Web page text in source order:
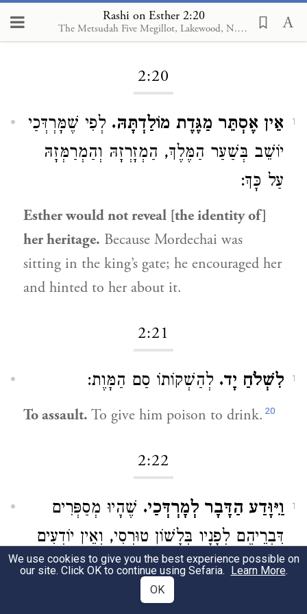
Rashi on Esther 2:20
The Metsudah Five Megillot, Lakewood, N.J., 2001
Loading...
2:20
1 אֵין אֶסְתֵּר מַגֶּדֶת מוֹלַדְתָּהּ. לְפִי שֶׁמָּרְדְּכַי
יוֹשֵׁב בְּשַׁעַר הַמֶּלֶךְ, הַמְזָרְזָהּ וְהַמְרַמְּזָהּ
עַל כָּךְ:
Esther would not reveal [the identity of]
her heritage. Because Mordechai was
sitting in the king’s gate; he encouraged her
and hinted to her about it.
2:21
1 לִשְׁלֹחַ יָד. לְהַשְׁקוֹתוֹ סַם הַמָּוֶת:
To assault. To give him poison to drink. 20
2:22
1 וַיִּוָּדַע הַדָּבָר לְמָרְדְּכַי. שֶׁהָיוּ מְסַפְּרִים
דִּבְרֵיהֶם לְפָנָיו בְּלָשׁוֹן טוּרְסִי, וְאֵין יוֹדְעִים
שֶׁהָיָה מָרְדְּכַי מַכִּיר בְּשִׁבְעִים לְשׁוֹנוֹת
שֶׁהָיָה מִיּוֹשְׁבֵי לִשְׁכַּת הַגָּזִית:
We use cookies to give you the best experience possible on
our site. Click OK to continue using Sefaria. Learn More.
OK